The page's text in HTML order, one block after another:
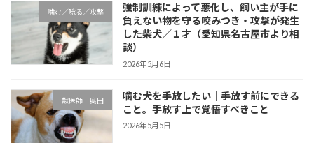
噛む／唸る／攻撃
強制訓練によって悪化し、飼い主が手に
負えない物を守る咬みつき・攻撃が発生
した柴犬／１才（愛知県名古屋市より相
談）
2026年5月6日
獣医師 奥田
噛む犬を手放したい｜手放す前にできる
こと。手放す上で覚悟すべきこと
2026年5月5日